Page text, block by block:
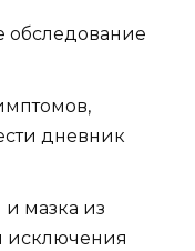
обследование
дневник
и мазка из
исключения